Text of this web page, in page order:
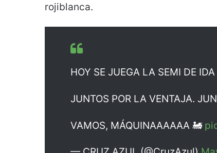
rojiblanca.
HOY SE JUEGA LA SEMI DE
JUNTOS POR LA VENTAJA.
VAMOS, MÁQUINAAAAAA 🚂